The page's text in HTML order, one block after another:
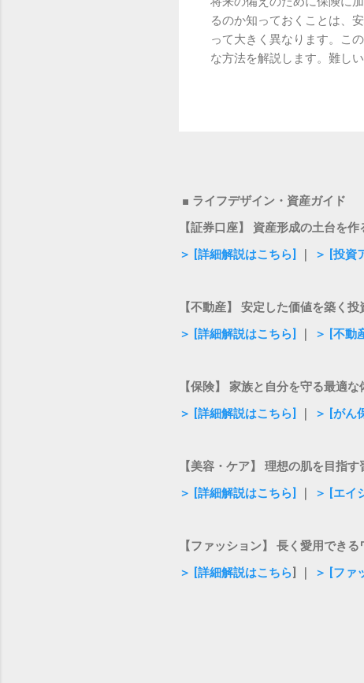
ます。 イオン導入（...
るのか知っておくことは、
って大きく異なります。こ
な方法を解説します。難し
のことです。すべての保険
ん。定期保険や医療保険の
険料の払込方法： 短期間で
特徴があります。 解約のタ
了した後は上昇しやすくな
とに詳細が決められており
将来の保険金支払いに備え
■ ライフデザイン・資産ガイド
【証券口座】 資産形成の土台を作
＞ [詳細解説はこちら]
＞ [投資
【不動産】 安定した価値を築く投
＞ [詳細解説はこちら]
＞ [不動
【保険】 家族と自分を守る最適な
＞ [詳細解説はこちら]
＞ [がん
【美容・ケア】 理想の肌を目指
＞ [詳細解説はこちら]
＞ [エイ
【ファッション】 長く愛用でき
＞ [詳細解説はこちら] ｜ ＞ [ファ